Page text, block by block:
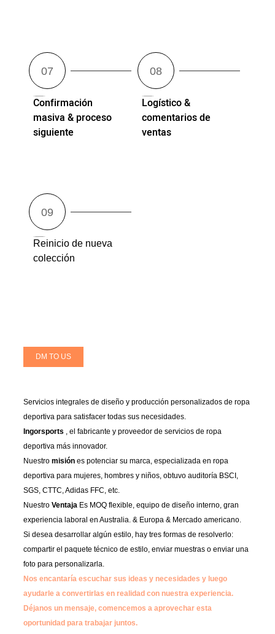
Confirmación
masiva & proceso
siguiente
Logístico &
comentarios de
ventas
Reinicio de nueva
colección
DM TO US
Servicios integrales de diseño y producción personalizados de ropa
deportiva para satisfacer todas sus necesidades.
Ingorsports
, el fabricante y proveedor de servicios de ropa
deportiva más innovador.
Nuestromisiónes potenciar su marca, especializada en ropa
deportiva para mujeres, hombres y niños, obtuvo auditoría BSCI,
SGS, CTTC, Adidas FFC, etc.
NuestroVentaja Es MOQ flexible, equipo de diseño interno, gran
experiencia laboral en Australia. & Europa & Mercado americano.
Si desea desarrollar algún estilo, hay tres formas de resolverlo:
compartir el paquete técnico de estilo, enviar muestras o enviar una
foto para personalizarla.
Nos encantaría escuchar sus ideas y necesidades y luego
ayudarle a convertirlas en realidad con nuestra experiencia.
Déjanos un mensaje, comencemos a aprovechar esta
oportunidad para trabajar juntos.